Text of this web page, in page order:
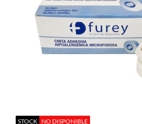
STOCK NO DISPONIBLE